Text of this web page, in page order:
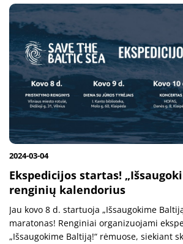
gyventojus...
2024-03-04
Ekspedicijos startas!
renginių kalendorius
Jau kovo 8 d. startuoja „Išsaugokime
maratonas! Renginiai organizuojami
„Išsaugokime Baltiją!“ rėmuose, siekiant